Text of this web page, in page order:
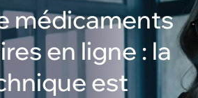
médicaments
en ligne : la
est